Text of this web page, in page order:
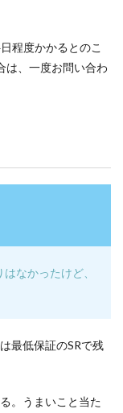
程度かかるとのこ
は、一度お問い合わ
なかったけど、
最低保証のSRで残
。うまいこと当た